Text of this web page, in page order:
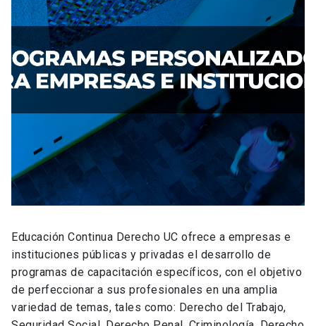
Educación Continua Derecho UC ofrece a empresas e
instituciones públicas y privadas el desarrollo de
programas de capacitación específicos, con el objetivo
de perfeccionar a sus profesionales en una amplia
variedad de temas, tales como: Derecho del Trabajo,